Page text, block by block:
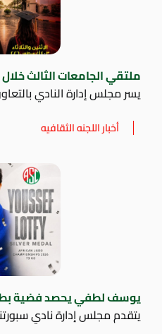
ملتقي الجامعات الثالث
يسر مجلس إدارة النادي
أخبار اللجنه الثقافيه
يوسف لطفي يحصد فضية
يتقدم مجلس إدارة نادي